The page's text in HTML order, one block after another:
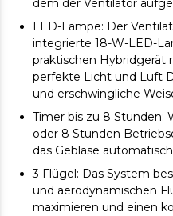
dem der Ventilator
LED-Lampe: Der
integrierte 18-W-LED-
praktischen Hybridgerät
perfekte Licht und Luft
und erschwingliche
Timer bis zu 8 Stunden:
oder 8 Stunden
das Gebläse
3 Flügel: Das System
und aerodynamischen
maximieren und einen